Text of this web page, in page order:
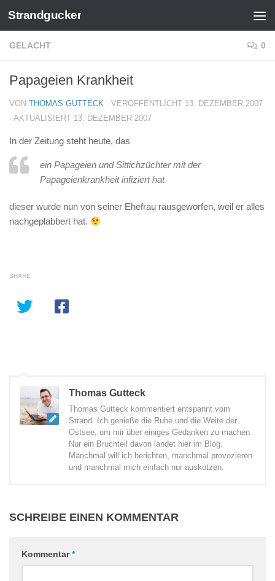
Zum Inhalt springen
Strandgucker
GELACHT 0
Papageien Krankheit
VON THOMAS GUTTECK · VERÖFFENTLICHT 13. DEZEMBER 2007
· AKTUALISIERT 13. DEZEMBER 2007
In der Zeitung steht heute, das
ein Papageien und Sittichzüchter mit der
Papageienkrankheit infiziert hat
dieser wurde nun von seiner Ehefrau rausgeworfen, weil er alles
nachgeplabbert hat.
SHARE
Thomas Gutteck
Thomas Gutteck kommentiert entspannt vom
Strand. Ich genieße die Ruhe und die Weite der
Ostsee, um mir über einiges Gedanken zu machen.
Nur ein Bruchteil davon landet hier im Blog.
Manchmal will ich berichten, manchmal provozieren
und manchmal mich einfach nur auskotzen.
SCHREIBE EINEN KOMMENTAR
Kommentar*